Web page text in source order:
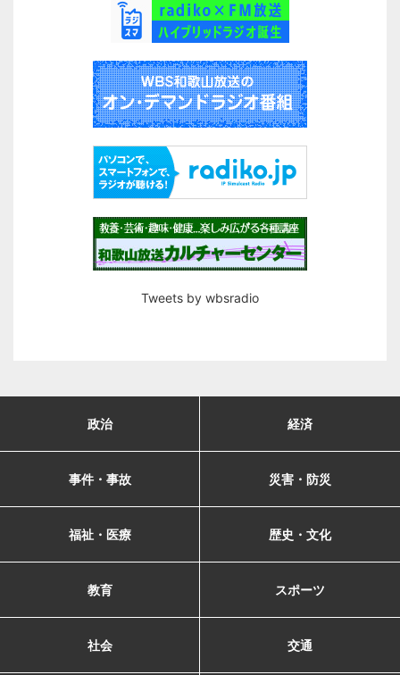
Tweets by wbsradio
政治 経済
事件・事故 災害・防災
福祉・医療 歴史・文化
教育 スポーツ
社会 交通